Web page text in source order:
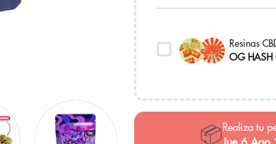
Resinas
OG HASH
📦Realiza tu